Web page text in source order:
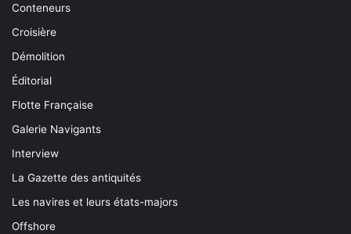
Conteneurs
Croisière
Démolition
Éditorial
Flotte Française
Galerie Navigants
Interview
La Gazette des antiquités
Les navires et leurs états-majors
Offshore